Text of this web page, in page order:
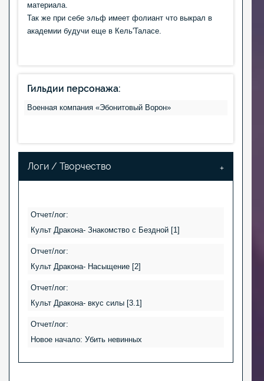
материала.
Так же при себе эльф имеет фолиант что выкрал в
академии будучи еще в Кель'Таласе.
Гильдии персонажа:
Военная компания «Эбонитовый Ворон»
Логи / Творчество
Отчет/лог:
Культ Дракона- Знакомство с Бездной [1]
Отчет/лог:
Культ Дракона- Насыщение [2]
Отчет/лог:
Культ Дракона- вкус силы [3.1]
Отчет/лог:
Новое начало: Убить невинных